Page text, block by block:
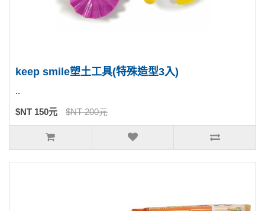
keep smile塑土工具(特殊造型3入)
..
$NT 150元 $NT 200元